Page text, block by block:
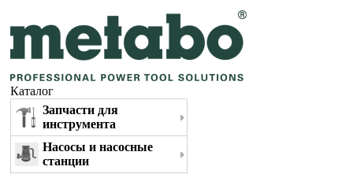
Каталог
Запчасти для
инструмента
Насосы и насосные
станции